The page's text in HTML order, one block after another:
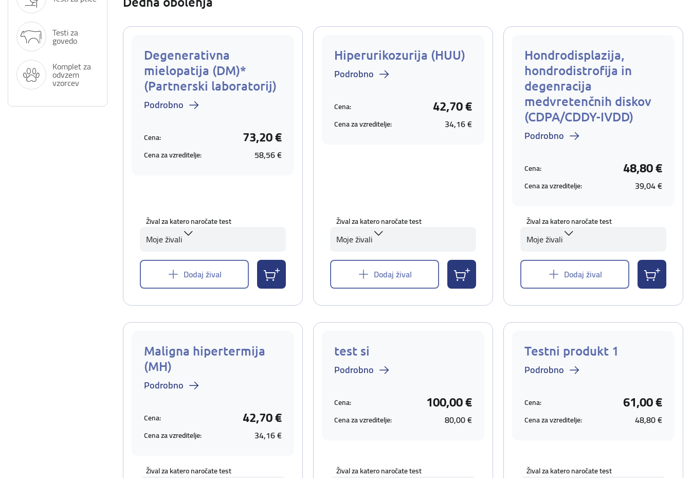
Testi za
govedo
Komplet za
odvzem
vzorcev
Degenerativna
mielopatija (DM)*
(Partnerski laboratorij)
Podrobno
Cena: 73,20 €
Cena za vzreditelje: 58,56 €
Žival za katero naročate test
Moje živali
Dodaj žival
Hiperurikozurija (HUU)
Podrobno
Cena: 42,70 €
Cena za vzreditelje: 34,16 €
Žival za katero naročate test
Moje živali
Dodaj žival
Hondrodisplazija,
hondrodistrofija in
degenracija
medvretenčnih diskov
(CDPA/CDDY-IVDD)
Podrobno
Cena: 48,80 €
Cena za vzreditelje: 39,04 €
Žival za katero naročate test
Moje živali
Dodaj žival
Maligna hipertermija
(MH)
Podrobno
Cena: 42,70 €
Cena za vzreditelje: 34,16 €
Žival za katero naročate test
test si
Podrobno
Cena: 100,00 €
Cena za vzreditelje: 80,00 €
Žival za katero naročate test
Testni produkt 1
Podrobno
Cena: 61,00 €
Cena za vzreditelje: 48,80 €
Žival za katero naročate test